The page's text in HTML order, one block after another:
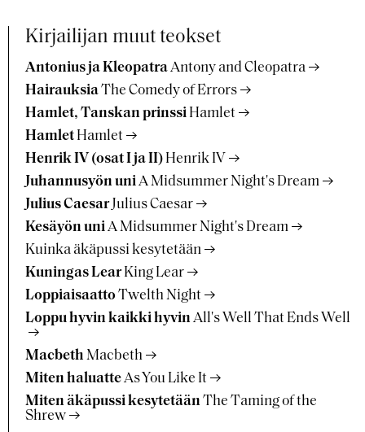
Kirjailijan muut teokset
Antonius ja KleopatraAntony and Cleopatra
HairauksiaThe Comedy of Errors
Hamlet, Tanskan prinssi Hamlet
Hamlet Hamlet
Henrik IV (osat I ja II) Henrik IV
Juhannusyön uniA Midsummer Night's Dream
Julius CaesarJulius Caesar
Kesäyön uniA Midsummer Night's Dream
Kuinka äkäpussi kesytetään
Kuningas Lear King Lear
LoppiaisaattoTwelth Night
Loppu hyvin kaikki hyvinAll's Well That Ends Well
Macbeth Macbeth
Miten haluatteAs You Like It
Miten äkäpussi kesytetäänThe Taming of the
Shrew